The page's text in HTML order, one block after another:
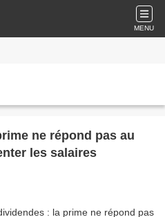
MENU
ne répond pas au
les salaires